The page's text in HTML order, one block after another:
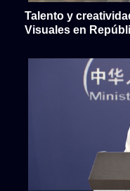
Talento y
Visuales en